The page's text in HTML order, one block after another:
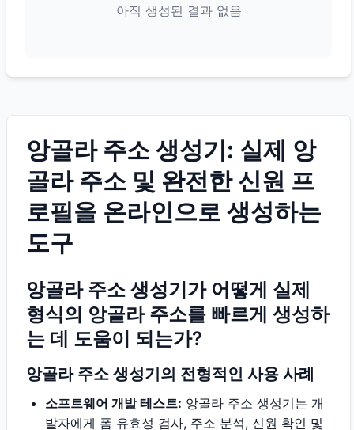
아직 생성된 결과 없음
앙골라 주소 생성기: 실제 앙
골라 주소 및 완전한 신원 프
로필을 온라인으로 생성하는
도구
앙골라 주소 생성기가 어떻게 실제
형식의 앙골라 주소를 빠르게 생성하
는 데 도움이 되는가?
앙골라 주소 생성기의 전형적인 사용 사례
소프트웨어 개발 테스트: 앙골라 주소 생성기는 개
발자에게 폼 유효성 검사, 주소 분석, 신원 확인 및